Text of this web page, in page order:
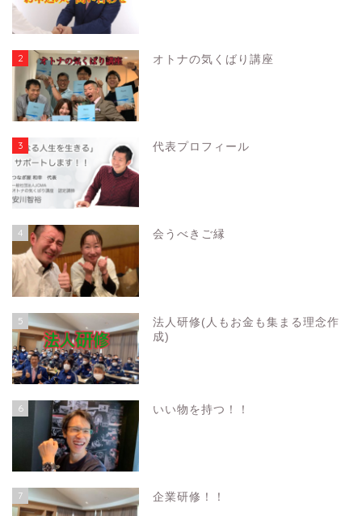
2 オトナの気くばり講座
3 代表プロフィール
4 会うべきご縁
5
法人研修(人もお金も集まる理念作
成)
6 いい物を持つ！！
7 企業研修！！